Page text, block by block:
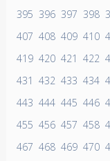
395 396 397 398
407 408 409 410
419 420 421 422
431 432 433 434
443 444 445 446
455 456 457 458
467 468 469 470